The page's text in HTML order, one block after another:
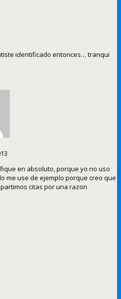
identificado entonces… tranqui
en absoluto, porque yo no uso
me use de ejemplo porque creo que
citas por una razon